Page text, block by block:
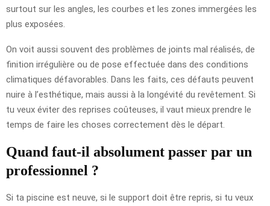
surtout sur les angles, les courbes et les zones immergées les
plus exposées.
On voit aussi souvent des problèmes de joints mal réalisés, de
finition irrégulière ou de pose effectuée dans des conditions
climatiques défavorables. Dans les faits, ces défauts peuvent
nuire à l’esthétique, mais aussi à la longévité du revêtement. Si
tu veux éviter des reprises coûteuses, il vaut mieux prendre le
temps de faire les choses correctement dès le départ.
Quand faut-il absolument passer par un
professionnel ?
Si ta piscine est neuve, si le support doit être repris, si tu veux